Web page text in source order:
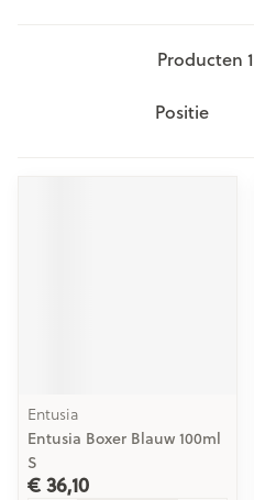
Producten 1
Sorteer op:
Entusia
Entusia Boxer Blauw 100ml
S
€ 36,10